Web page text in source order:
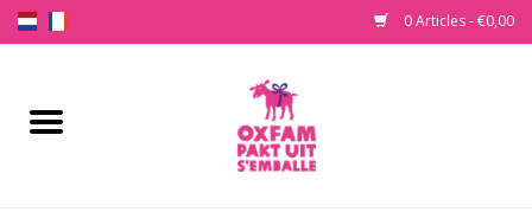
0 Articles - €0,00
Accueil